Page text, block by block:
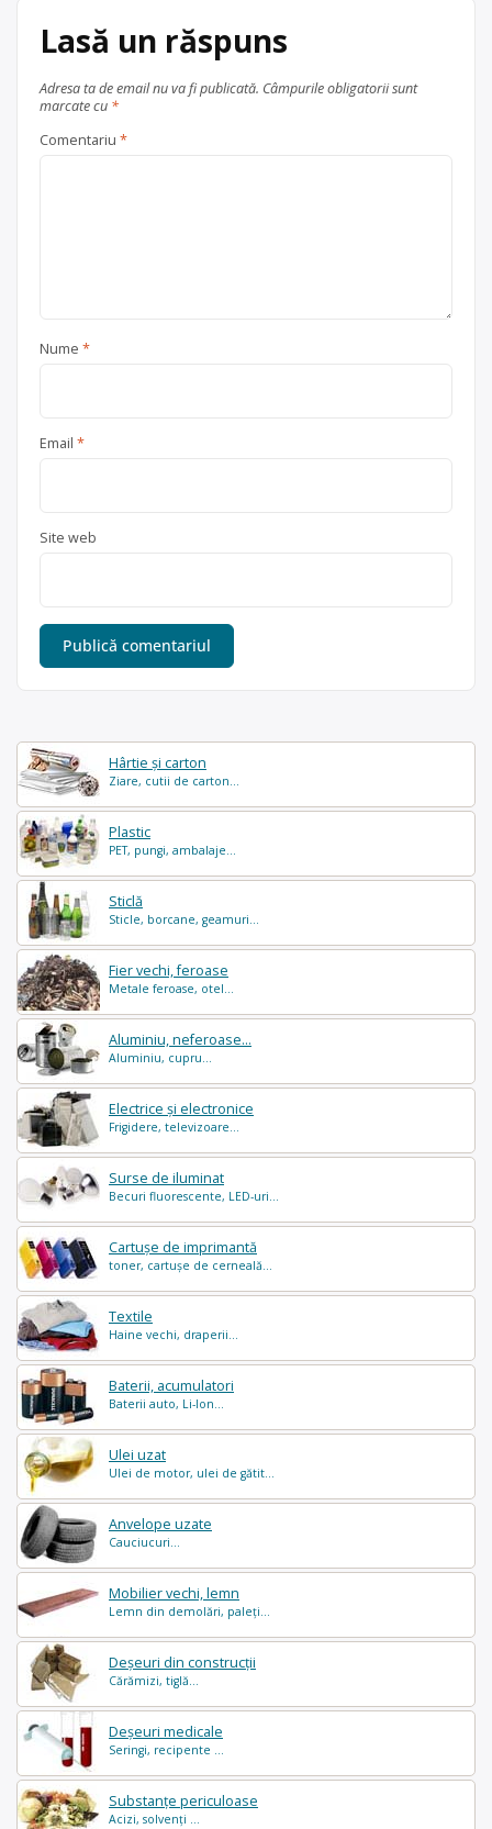
Hârtie și carton
Ziare, cutii de carton...
Plastic
PET, pungi, ambalaje...
Sticlă
Sticle, borcane, geamuri...
Fier vechi, feroase
Metale feroase, otel...
Aluminiu, neferoase...
Aluminiu, cupru...
Electrice și electronice
Frigidere, televizoare...
Surse de iluminat
Becuri fluorescente, LED-uri...
Cartușe de imprimantă
toner, cartușe de cerneală...
Textile
Haine vechi, draperii...
Baterii, acumulatori
Baterii auto, Li-Ion...
Ulei uzat
Ulei de motor, ulei de gătit...
Anvelope uzate
Cauciucuri...
Mobilier vechi, lemn
Lemn din demolări, paleți...
Deșeuri din construcții
Cărămizi, tiglă...
Deșeuri medicale
Seringi, recipente ...
Substanțe periculoase
Acizi, solvenți ...
Lasă un răspuns
Adresa ta de email nu va fi publicată. Câmpurile obligatorii sunt
marcate cu *
Comentariu *
Nume *
Email *
Site web